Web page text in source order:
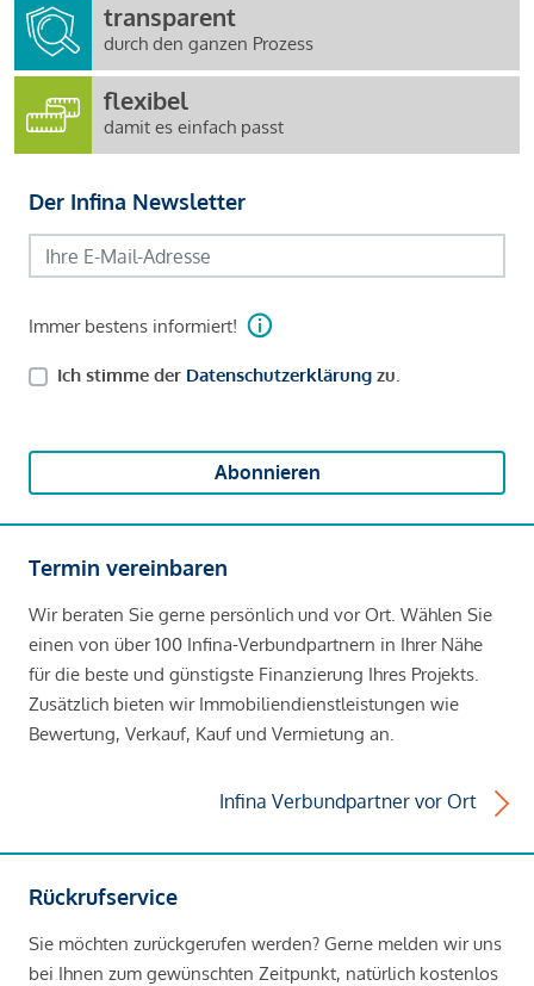
transparent
durch den ganzen Prozess
flexibel
damit es einfach passt
Der Infina Newsletter
Immer bestens informiert!
Ich stimme der Datenschutzerklärung zu.
Abonnieren
Termin vereinbaren
Wir beraten Sie gerne persönlich und vor Ort. Wählen Sie
einen von über 100 Infina-Verbundpartnern in Ihrer Nähe
für die beste und günstigste Finanzierung Ihres Projekts.
Zusätzlich bieten wir Immobiliendienstleistungen wie
Bewertung, Verkauf, Kauf und Vermietung an.
Infina Verbundpartner vor Ort
Rückrufservice
Sie möchten zurückgerufen werden? Gerne melden wir uns
bei Ihnen zum gewünschten Zeitpunkt, natürlich kostenlos